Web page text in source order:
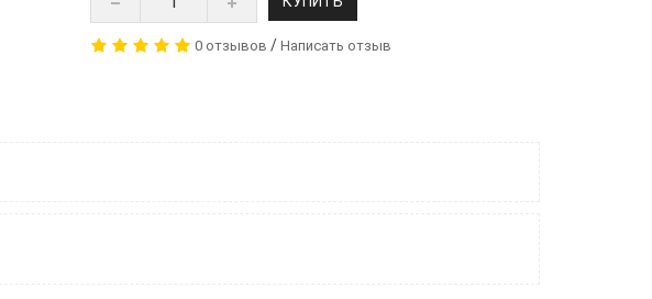
0 отзывов /Написать отзыв